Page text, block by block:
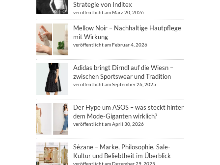
Strategie von Inditex
veröffentlicht am März 20, 2026
Mellow Noir – Nachhaltige Hautpflege
mit Wirkung
veröffentlicht am Februar 4, 2026
Adidas bringt Dirndl auf die Wiesn –
zwischen Sportswear und Tradition
veröffentlicht am September 26, 2025
Der Hype um ASOS – was steckt hinter
dem Mode-Giganten wirklich?
veröffentlicht am April 30, 2026
Sézane – Marke, Philosophie, Sale-
Kultur und Beliebtheit im Überblick
veröffentlicht am Dezember 29, 2025